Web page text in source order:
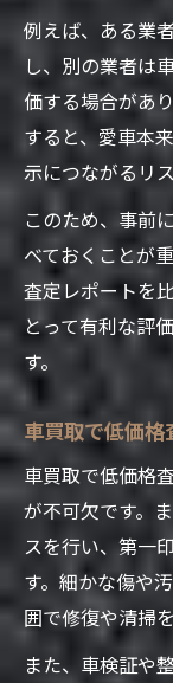
車買取
高値売却
車買取
一括査
車買取
める
車買取
車買取
一括査定
車買
車買取
車買取
口コミ
車買
愛車の価
車買取
車買取
例えば、ある業
し、別の業者は
価する場合があ
すると、愛車本
示につながるリ
このため、事前
べておくことが
査定レポートを
とって有利な評
す。
車買取で低価
車買取で低価格
が不可欠です。
スを行い、第一
す。細かな傷や
囲で修復や清掃
また、車検証や